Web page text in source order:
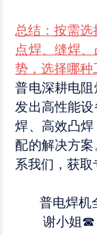
总结：按需
点焊、缝焊
势，选择哪种
普电深耕电
发出高性能
焊、高效凸
配的解决方
系我们，获取
普电焊机
谢小姐☎